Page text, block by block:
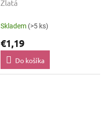
Zlatá
Skladem (>5 ks)
€1,19
Do košíka